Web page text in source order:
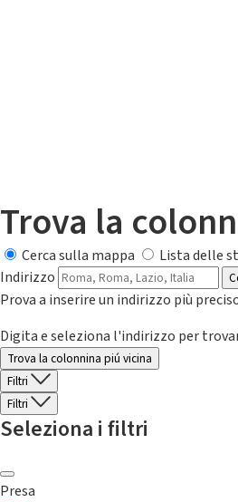
Trova la
Cerca sulla mappa
Lista delle
Indirizzo
Prova a inserire un indirizzo più
Digita e seleziona l'indirizzo per
Trova la colonnina piú vicina
Filtri
Filtri
Seleziona i filtri
Presa